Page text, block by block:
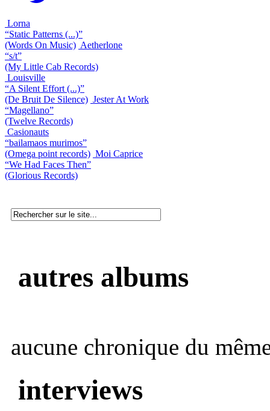
Lorna
“Static Patterns (...)”
(Words On Music) Aetherlone
“s/t”
(My Little Cab Records)
Louisville
“A Silent Effort (...)”
(De Bruit De Silence) Jester At Work
“Magellano”
(Twelve Records)
Casionauts
“bailamaos murimos”
(Omega point records) Moi Caprice
“We Had Faces Then”
(Glorious Records)
autres albums
aucune chronique du
interviews